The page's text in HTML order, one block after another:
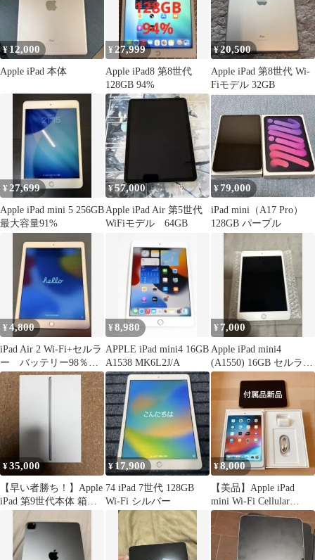
¥ 12,000
Apple iPad 本体
¥ 27,999
Apple iPad8 第8世代
128GB 94%
¥20,500
Apple iPad 第8世代 Wi-
Fiモデル 32GB
¥27,699
Apple iPad mini 5 256GB
最大容量91%
¥57,000
Apple iPad Air 第5世代
WiFiモデル 64GB
¥79,000
iPad mini（A17 Pro）
128GB パープル
¥4,800
iPad Air 2 Wi-Fi+セルラ
ー バッテリー98％以
上 16GB
¥8,980
APPLE iPad mini4 16GB
A1538 MK6L2J/A
¥ 7,000
Apple iPad mini4
(A1550) 16GB セルラー
モデル
¥35,000
【早い者勝ち！】Apple
iPad 第9世代本体 箱、
付属品 完備
¥ 17,900
74 iPad 7世代 128GB
Wi-Fi シルバー
¥8,000
【美品】Apple iPad
mini Wi-Fi Cellular
16GB